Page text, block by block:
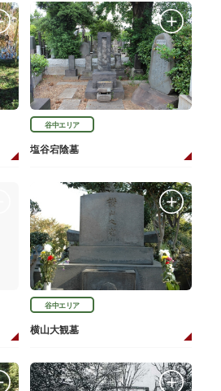
谷中エリア
塩谷宕陰墓
谷中エリア
横山大観墓